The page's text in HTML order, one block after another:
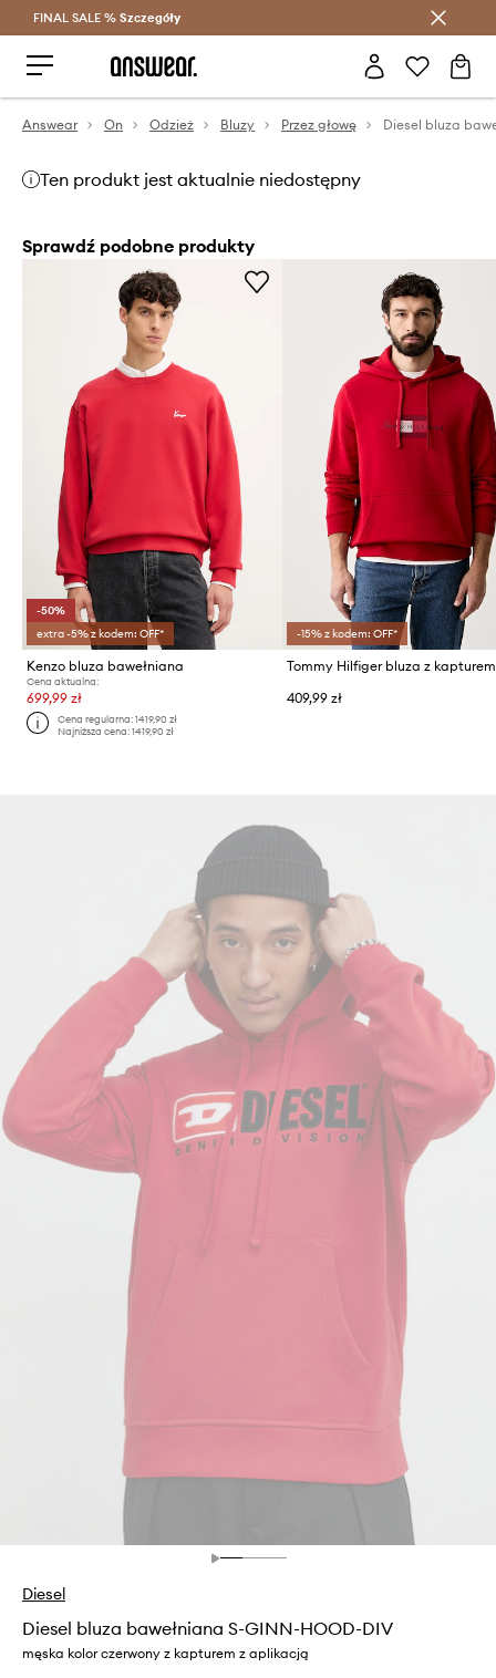
Oszczędzaj z Answear Club >
FINAL SALE % Szczegóły
Answear On Odzież Bluzy Przez głowę
Ten produkt jest aktualnie niedostępny
Sprawdź podobne produkty
-50%
extra -5% z kodem: OFF*
Kenzo bluza bawełniana
Cena aktualna:
699,99 zł
Cena regularna:1419,90 zł
Najniższa cena:1419,90 zł
-15% z kodem: OFF*
409,99 zł
Diesel
Diesel bluza bawełniana S-GINN-HOOD-DIV
męska kolor czerwony z kapturem z aplikacją